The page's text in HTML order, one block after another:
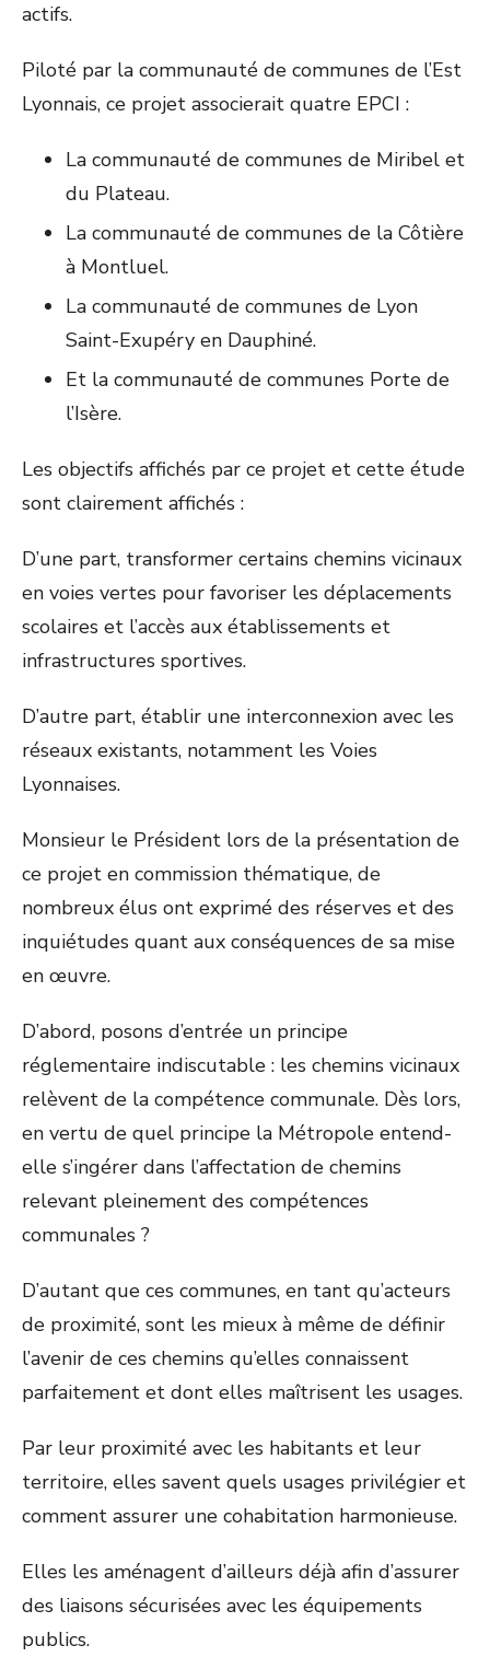
actifs.
Piloté par la communauté de communes de l’Est
Lyonnais, ce projet associerait quatre EPCI :
La communauté de communes de Miribel et
du Plateau.
La communauté de communes de la Côtière
à Montluel.
La communauté de communes de Lyon
Saint-Exupéry en Dauphiné.
Et la communauté de communes Porte de
l’Isère.
Les objectifs affichés par ce projet et cette étude
sont clairement affichés :
D’une part, transformer certains chemins vicinaux
en voies vertes pour favoriser les déplacements
scolaires et l’accès aux établissements et
infrastructures sportives.
D’autre part, établir une interconnexion avec les
réseaux existants, notamment les Voies
Lyonnaises.
Monsieur le Président lors de la présentation de
ce projet en commission thématique, de
nombreux élus ont exprimé des réserves et des
inquiétudes quant aux conséquences de sa mise
en œuvre.
D’abord, posons d’entrée un principe
réglementaire indiscutable : les chemins vicinaux
relèvent de la compétence communale. Dès lors,
en vertu de quel principe la Métropole entend-
elle s’ingérer dans l’affectation de chemins
relevant pleinement des compétences
communales ?
D’autant que ces communes, en tant qu’acteurs
de proximité, sont les mieux à même de définir
l’avenir de ces chemins qu’elles connaissent
parfaitement et dont elles maîtrisent les usages.
Par leur proximité avec les habitants et leur
territoire, elles savent quels usages privilégier et
comment assurer une cohabitation harmonieuse.
Elles les aménagent d’ailleurs déjà afin d’assurer
des liaisons sécurisées avec les équipements
publics.